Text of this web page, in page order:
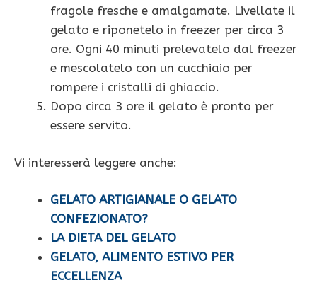
fragole fresche e amalgamate. Livellate il
gelato e riponetelo in freezer per circa 3
ore. Ogni 40 minuti prelevatelo dal freezer
e mescolatelo con un cucchiaio per
rompere i cristalli di ghiaccio.
Dopo circa 3 ore il gelato è pronto per
essere servito.
Vi interesserà leggere anche:
GELATO ARTIGIANALE O GELATO
CONFEZIONATO?
LA DIETA DEL GELATO
GELATO, ALIMENTO ESTIVO PER
ECCELLENZA